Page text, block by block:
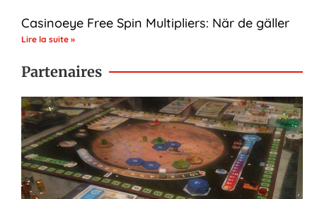
Casinoeye Free Spin Multipliers: När de gäller
Lire la suite »
Partenaires